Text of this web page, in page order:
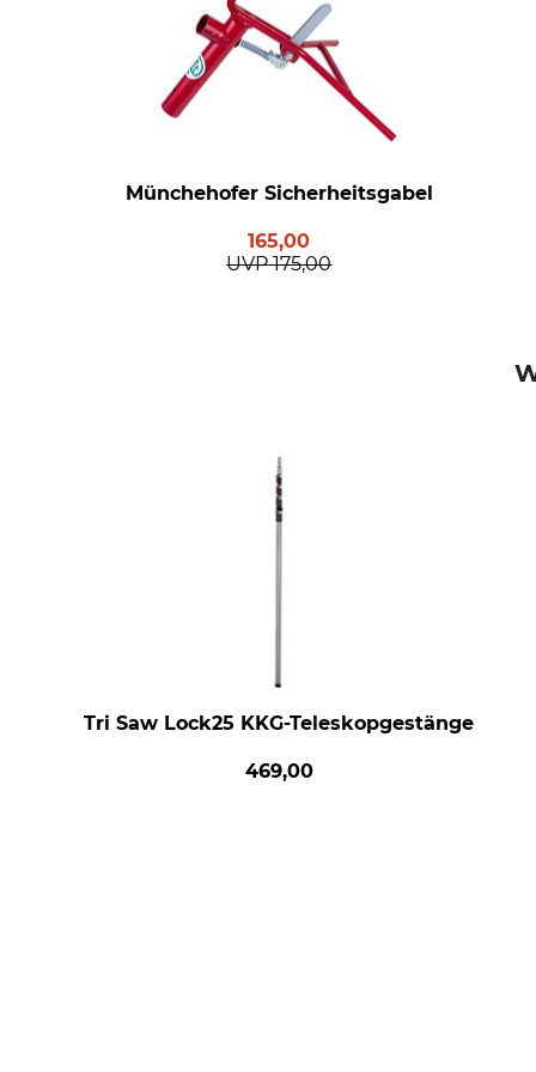
Münchehofer Sicherheitsgabel
165,00
UVP 175,00
Tri Saw Lock25 KKG-Teleskopgestänge
469,00